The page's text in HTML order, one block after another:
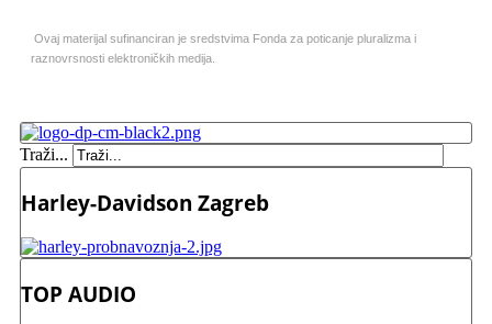
Ovaj materijal sufinanciran je sredstvima Fonda za poticanje pluralizma i
raznovrsnosti elektroničkih medija.
Traži...
Harley-Davidson Zagreb
TOP AUDIO